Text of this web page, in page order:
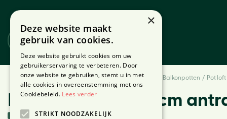
naar
content
Home Producten Buiten Tuin & Terras Buiten & Balkonpotten Pot
Website Webshop
Pot loft urban d30cm
2 stuks in voorraad
×
Deze website maakt
gebruik van cookies.
Deze website gebruikt cookies om uw
gebruikerservaring te verbeteren. Door
onze website te gebruiken, stemt u in met
alle cookies in overeenstemming met ons
Cookiebeleid. Lees verder
STRIKT NOODZAKELIJK